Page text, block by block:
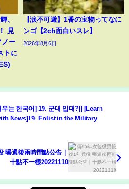
、
見
ノー
トに
【涙不可避】1番の宝物ってなに
ンゴ【2ch面白いスレ】
2026年8月6日
우는 한국어] 19. 군대 입대?|| [Learn
News]19. Enlist in the Military
曝選後兩時間點公告｜
十點不一樣20221110